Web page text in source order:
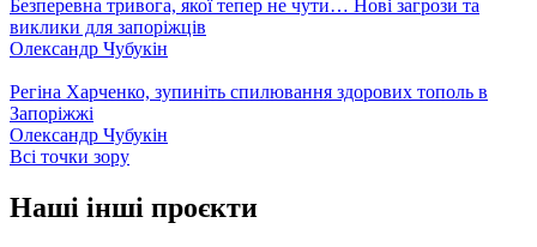
Безперевна тривога, якої тепер не чути… Нові загрози та
виклики для запоріжців
Олександр Чубукін
Регіна Харченко, зупиніть спилювання здорових тополь в
Запоріжжі
Олександр Чубукін
Всі точки зору
Наші інші проєкти